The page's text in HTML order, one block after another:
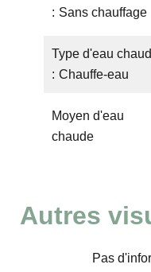
Sans chauffage
Type d'eau
Chauffe-eau
Moyen d'eau
chaude
Autres
Pas